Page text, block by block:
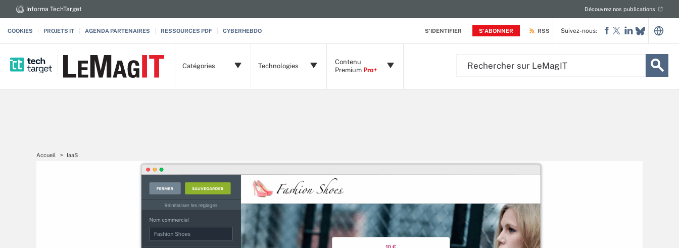
S'IDENTIFIER S'ABONNER
Informa TechTarget Découvrez nos publications
COOKIES PROJETS IT AGENDA PARTENAIRES RESSOURCES PDF CYBERHEBDO RSS
Catégories Technologies
Contenu
Premium Pro+
Suivez-nous:
Accueil IaaS